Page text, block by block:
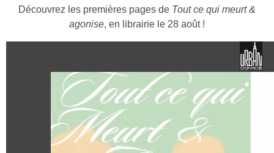
Découvrez les premières pages de Tout ce qui meurt &
agonise, en librairie le 28 août !